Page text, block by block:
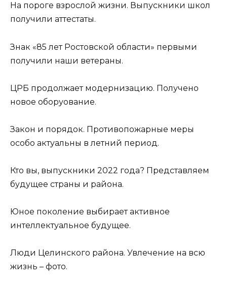
На пороге взрослой жизни. Выпускники школ
получили аттестаты.
Знак «85 лет Ростовской области» первыми
получили наши ветераны.
ЦРБ продолжает модернизацию. Получено
новое оборуование.
Закон и порядок. Противопожарные меры
особо актуальны в летний период.
Кто вы, выпускники 2022 года? Представляем
будущее страны и района.
Юное поколение выбирает активное
интеллектуальное будущее.
Люди Целинского района. Увлечение на всю
жизнь – фото.